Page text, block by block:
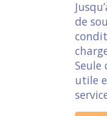
de
Seule
utile